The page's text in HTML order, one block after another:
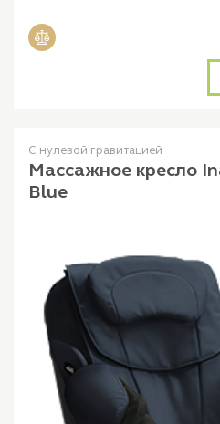
С нулевой гравитацией
Массажное кресло
Blue